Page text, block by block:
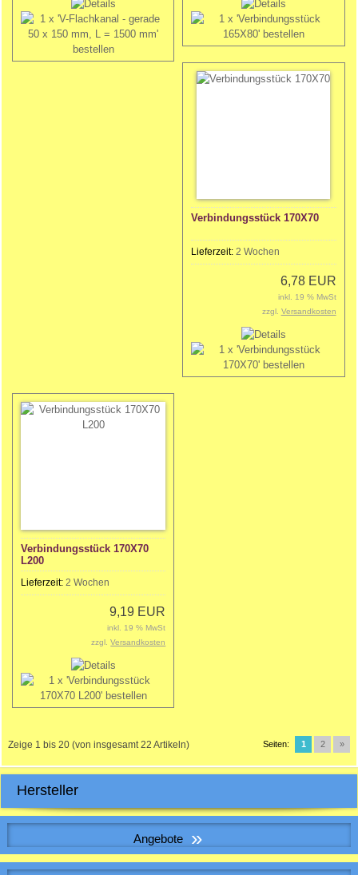
Verbindungsstück 170X70
Lieferzeit:2 Wochen
6,78 EUR
inkl. 19 % MwSt
zzgl. Versandkosten
Verbindungsstück 170X70
L200
Lieferzeit: 2 Wochen
9,19 EUR
inkl. 19 % MwSt
zzgl.Versandkosten
Zeige 1 bis 20 (von insgesamt22 Artikeln) Seiten: 1 2 »
Hersteller
Angebote »
WICKELFALZROHR , Lüftungsrohr DN 140